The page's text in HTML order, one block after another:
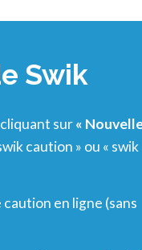
Swik
sur«
caution » ou « swik
en ligne (sans